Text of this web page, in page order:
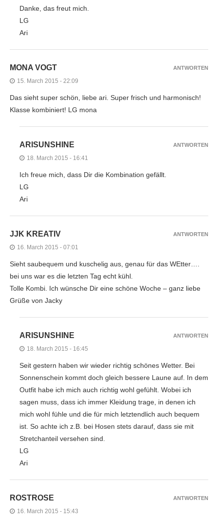
Danke, das freut mich.
LG
Ari
MONA VOGT
15. March 2015 - 22:09
Das sieht super schön, liebe ari. Super frisch und harmonisch!
Klasse kombiniert! LG mona
ANTWORTEN
ARISUNSHINE
18. March 2015 - 16:41
Ich freue mich, dass Dir die Kombination gefällt.
LG
Ari
ANTWORTEN
JJK KREATIV
16. March 2015 - 07:01
Sieht saubequem und kuschelig aus, genau für das WEtter….
bei uns war es die letzten Tag echt kühl.
Tolle Kombi. Ich wünsche Dir eine schöne Woche – ganz liebe
Grüße von Jacky
ANTWORTEN
ARISUNSHINE
18. March 2015 - 16:45
Seit gestern haben wir wieder richtig schönes Wetter. Bei
Sonnenschein kommt doch gleich bessere Laune auf. In dem
Outfit habe ich mich auch richtig wohl gefühlt. Wobei ich
sagen muss, dass ich immer Kleidung trage, in denen ich
mich wohl fühle und die für mich letztendlich auch bequem
ist. So achte ich z.B. bei Hosen stets darauf, dass sie mit
Stretchanteil versehen sind.
LG
Ari
ANTWORTEN
ROSTROSE
16. March 2015 - 15:43
ANTWORTEN